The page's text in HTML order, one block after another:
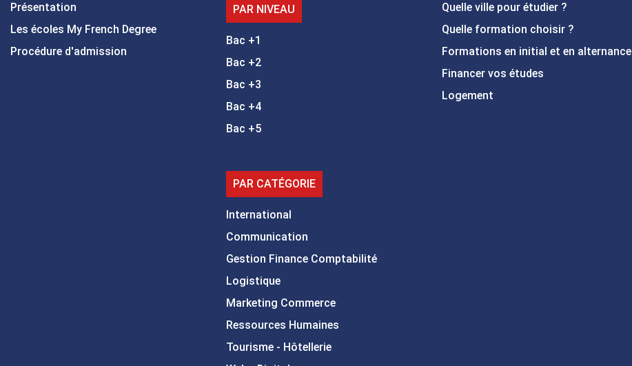
Présentation
Les écoles My French Degree
Procédure d'admission
PAR NIVEAU
Bac +1
Bac +2
Bac +3
Bac +4
Bac +5
PAR CATÉGORIE
International
Communication
Gestion Finance Comptabilité
Logistique
Marketing Commerce
Ressources Humaines
Tourisme - Hôtellerie
Quelle ville pour étudier ?
Quelle formation choisir ?
Formations en initial et en alternance
Financer vos études
Logement